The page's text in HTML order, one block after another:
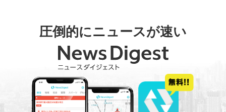
圧倒的にニュースが速い